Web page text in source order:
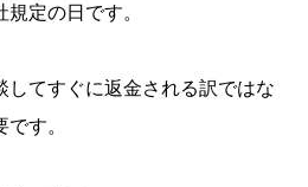
定の日です。
してすぐに返金される訳ではな
す。